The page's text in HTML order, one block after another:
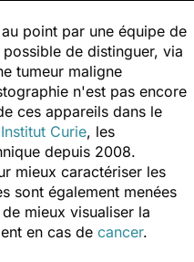
point par une équipe de
de distinguer, via
tumeur maligne
n'est pas encore
ces appareils dans le
Institut Curie, les
depuis 2008.
mieux caractériser les
sont également menées
mieux visualiser la
en cas de cancer.